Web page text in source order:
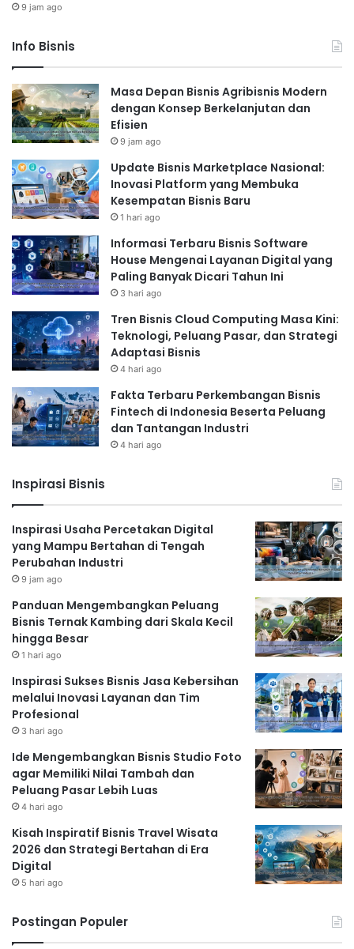
9 jam ago
Info Bisnis
Masa Depan Bisnis Agribisnis Modern
dengan Konsep Berkelanjutan dan
Efisien
9 jam ago
Update Bisnis Marketplace Nasional:
Inovasi Platform yang Membuka
Kesempatan Bisnis Baru
1 hari ago
Informasi Terbaru Bisnis Software
House Mengenai Layanan Digital yang
Paling Banyak Dicari Tahun Ini
3 hari ago
Tren Bisnis Cloud Computing Masa Kini:
Teknologi, Peluang Pasar, dan Strategi
Adaptasi Bisnis
4 hari ago
Fakta Terbaru Perkembangan Bisnis
Fintech di Indonesia Beserta Peluang
dan Tantangan Industri
4 hari ago
Inspirasi Bisnis
Inspirasi Usaha Percetakan Digital
yang Mampu Bertahan di Tengah
Perubahan Industri
9 jam ago
Panduan Mengembangkan Peluang
Bisnis Ternak Kambing dari Skala Kecil
hingga Besar
1 hari ago
Inspirasi Sukses Bisnis Jasa Kebersihan
melalui Inovasi Layanan dan Tim
Profesional
3 hari ago
Ide Mengembangkan Bisnis Studio Foto
agar Memiliki Nilai Tambah dan
Peluang Pasar Lebih Luas
4 hari ago
Kisah Inspiratif Bisnis Travel Wisata
2026 dan Strategi Bertahan di Era
Digital
5 hari ago
Postingan Populer